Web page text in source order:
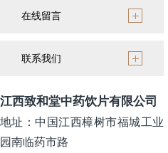
在线留言
联系我们
江西致和堂中药饮片有限公司
地址：中国江西樟树市福城工业
园南临药市路